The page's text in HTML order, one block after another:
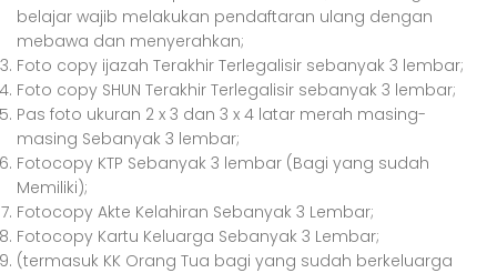
belajar wajib melakukan pendaftaran ulang dengan
mebawa dan menyerahkan;
Foto copy ijazah Terakhir Terlegalisir sebanyak 3 lembar;
Foto copy SHUN Terakhir Terlegalisir sebanyak 3 lembar;
Pas foto ukuran 2 x 3 dan 3 x 4 latar merah masing-
masing Sebanyak 3 lembar;
Fotocopy KTP Sebanyak 3 lembar (Bagi yang sudah
Memiliki);
Fotocopy Akte Kelahiran Sebanyak 3 Lembar;
Fotocopy Kartu Keluarga Sebanyak 3 Lembar;
(termasuk KK Orang Tua bagi yang sudah berkeluarga